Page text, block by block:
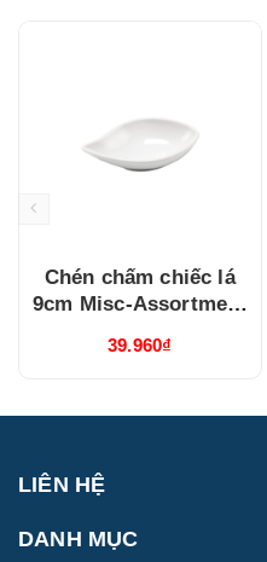
Chén chấm chiếc lá
9cm Misc-Assortment
(640916000)
39.960₫
LIÊN HỆ
DANH MỤC